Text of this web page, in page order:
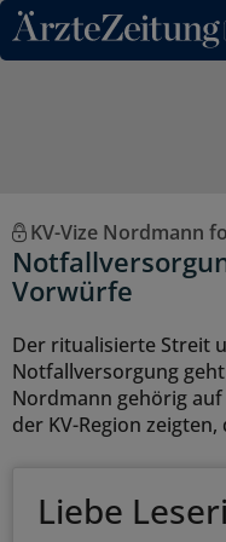
Direkt zum Inhaltsbereich
KV-Vize Nordmann
Vorwürfe
Der ritualisierte Streit
Notfallversorgung
Nordmann gehörig
der KV-Region
Liebe